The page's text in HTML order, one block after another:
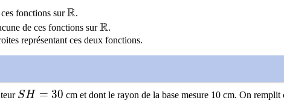
fonctions sur\mathbb{R}
R.
de ces fonctions sur\mathbb{R}
R.
représentant ces deux fonctions.
SH = 30
SH = 30 cm et dont le rayon de la base mesure 10 cm. On